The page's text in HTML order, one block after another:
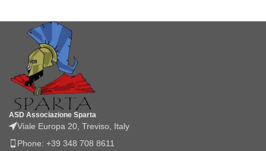
ASD Associazione Sparta
Viale Europa 20, Treviso, Italy
Phone: +39 348 708 8611